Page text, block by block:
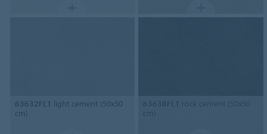
63632FL1 light cement (50x50
cm)
63638FL1 rock cement (50x50
cm)